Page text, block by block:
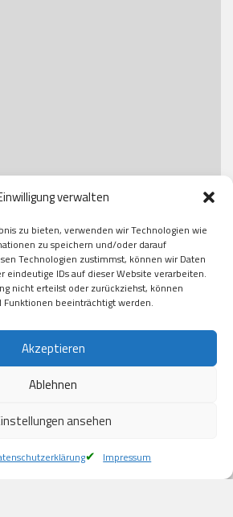
verwalten
zu bieten, verwenden wir Technologien wie
zu speichern und/oder darauf
Technologien zustimmst, können wir Daten
eindeutige IDs auf dieser Website verarbeiten.
nicht erteilst oder zurückziehst, können
beeinträchtigt werden.
Akzeptieren
Ablehnen
ansehen
Impressum